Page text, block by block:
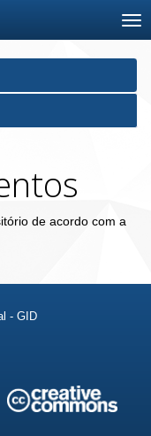
de acordo com a
- GID